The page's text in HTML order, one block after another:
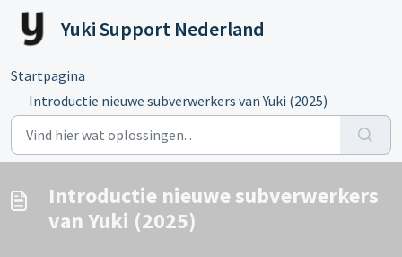
Doorgaan naar hoofdinhoud
Yuki Support Nederland
Startpagina
Introductie nieuwe subverwerkers van Yuki (2025)
Introductie nieuwe subverwerkers
van Yuki (2025)